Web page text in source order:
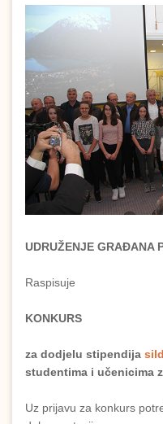
UDRUŽENJE GRAĐANA
Raspisuje
KONKURS
za dodjelu stipendija
studentima i učenicima
Uz prijavu za konkurs